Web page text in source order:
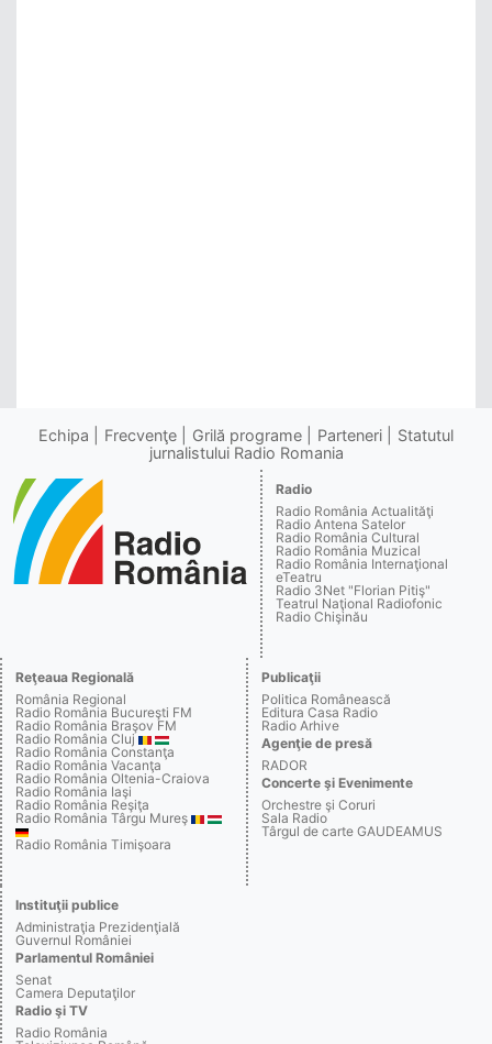
Echipa Frecvenţe Grilă programe Parteneri
Statutul
jurnalistului Radio Romania
Radio
Radio România Actualităţi
Radio Antena Satelor
Radio România Cultural
Radio România Muzical
Radio România Internaţional
eTeatru
Radio 3Net "Florian Pitiş"
Teatrul Naţional Radiofonic
Radio Chişinău
Reţeaua Regională
România Regional
Radio România Bucureşti FM
Radio România Braşov FM
Radio România Cluj
Radio România Constanţa
Radio România Vacanţa
Radio România Oltenia-Craiova
Radio România Iaşi
Radio România Reşiţa
Radio România Târgu Mureş
Radio România Timişoara
Publicaţii
Politica Românească
Editura Casa Radio
Radio Arhive
Agenţie de presă
RADOR
Concerte şi Evenimente
Orchestre şi Coruri
Sala Radio
Târgul de carte GAUDEAMUS
Instituţii publice
Administraţia Prezidenţială
Guvernul României
Parlamentul României
Senat
Camera Deputaţilor
Radio şi TV
Radio România